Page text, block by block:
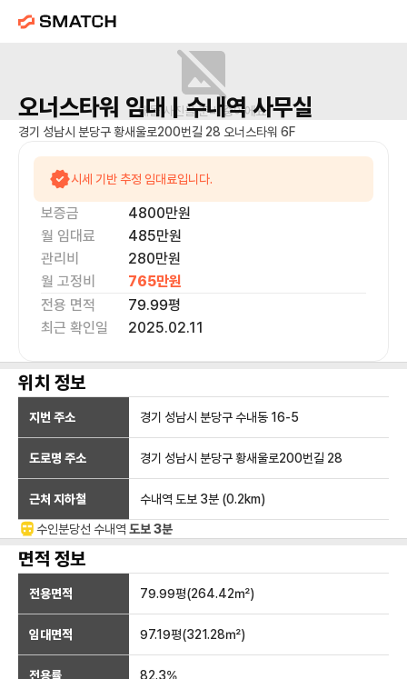
매물 사진을 준비 중이에요.
오너스타워 임대 | 수내역사무실
경기 성남시 분당구 황새울로200번길 28 오너스타워 6F
시세 기반 추정 임대료입니다.
보증금 4800만원
월 임대료
485만원
관리비
280만원
월 고정비
765만원
전용 면적
79.99평
최근 확인일
2025.02.11
위치 정보
지번 주소 경기 성남시 분당구 수내동 16-5
도로명 주소 경기 성남시 분당구 황새울로200번길 28
근처 지하철 수내역 도보 3분 (0.2km)
수인분당선 수내역 도보 3분
면적 정보
전용면적 79.99평(264.42㎡)
임대면적 97.19평(321.28㎡)
전용률 82.3%